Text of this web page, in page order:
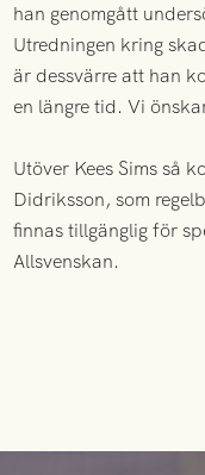
han genomgått
Utredningen kring
är dessvärre att han
en längre tid. Vi
Utöver Kees Sims så
Didriksson, som
finnas tillgänglig för
Allsvenskan.